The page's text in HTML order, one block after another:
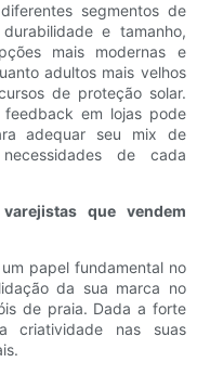
segmentos de
e tamanho,
mais modernas e
adultos mais velhos
de proteção solar.
feedback em lojas pode
adequar seu mix de
de cada
que vendem
papel fundamental no
da sua marca no
de praia. Dada a forte
criatividade nas suas